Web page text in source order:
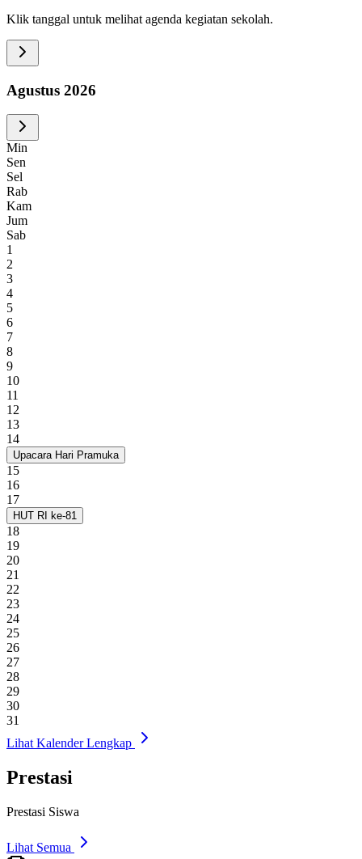
Klik tanggal untuk melihat agenda kegiatan sekolah.
Agustus 2026
Min
Sen
Sel
Rab
Kam
Jum
Sab
1
2
3
4
5
6
7
8
9
10
11
12
13
14
Upacara Hari Pramuka
15
16
17
HUT RI ke-81
18
19
20
21
22
23
24
25
26
27
28
29
30
31
Lihat Kalender Lengkap
Prestasi
Prestasi Siswa
Lihat Semua